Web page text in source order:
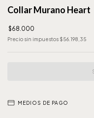
Collar Murano Heart
$68.000
Precio sin impuestos $56.198,35
MEDIOS DE PAGO